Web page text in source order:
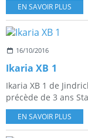
EN SAVOIR PLUS
16/10/2016
Ikaria XB 1
Ikaria XB 1 de
précède de 3 ans
EN SAVOIR PLUS